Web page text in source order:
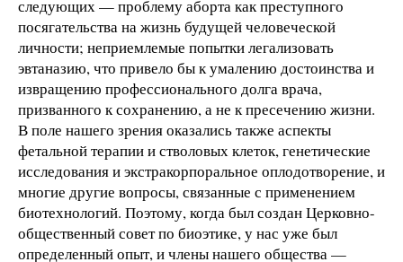
следующих — проблему аборта как преступного
посягательства на жизнь будущей человеческой
личности; неприемлемые попытки легализовать
эвтаназию, что привело бы к умалению достоинства и
извращению профессионального долга врача,
призванного к сохранению, а не к пресечению жизни.
В поле нашего зрения оказались также аспекты
фетальной терапии и стволовых клеток, генетические
исследования и экстракорпоральное оплодотворение, и
многие другие вопросы, связанные с применением
биотехнологий. Поэтому, когда был создан Церковно-
общественный совет по биоэтике, у нас уже был
определенный опыт, и члены нашего общества —